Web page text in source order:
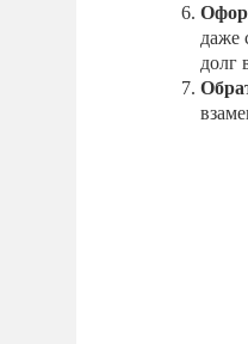
даже
долг